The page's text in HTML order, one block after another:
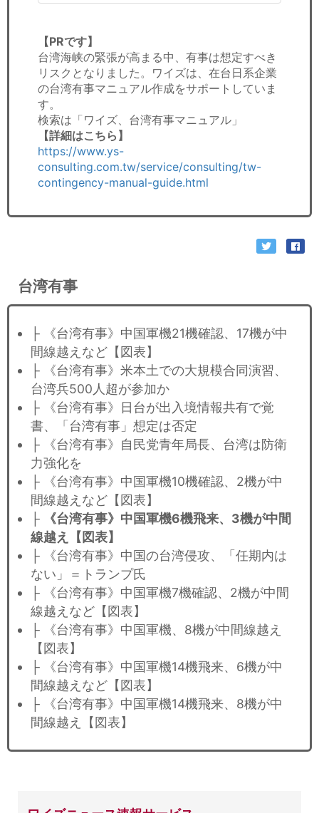
【PRです】
台湾海峡の緊張が高まる中、有事は想定すべき
リスクとなりました。ワイズは、在台日系企業
の台湾有事マニュアル作成をサポートしていま
す。
検索は「ワイズ、台湾有事マニュアル」
【詳細はこちら】
https://www.ys-
consulting.com.tw/service/consulting/tw-
contingency-manual-guide.html
台湾有事
├ 《台湾有事》中国軍機21機確認、17機が中
間線越えなど【図表】
├ 《台湾有事》米本土での大規模合同演習、
台湾兵500人超が参加か
├ 《台湾有事》日台が出入境情報共有で覚
書、「台湾有事」想定は否定
├ 《台湾有事》自民党青年局長、台湾は防衛
力強化を
├ 《台湾有事》中国軍機10機確認、2機が中
間線越えなど【図表】
├
《台湾有事》中国軍機6機飛来、3機が中間
線越え【図表】
├ 《台湾有事》中国の台湾侵攻、「任期内は
ない」＝トランプ氏
├ 《台湾有事》中国軍機7機確認、2機が中間
線越えなど【図表】
├ 《台湾有事》中国軍機、8機が中間線越え
【図表】
├ 《台湾有事》中国軍機14機飛来、6機が中
間線越えなど【図表】
├ 《台湾有事》中国軍機14機飛来、8機が中
間線越え【図表】